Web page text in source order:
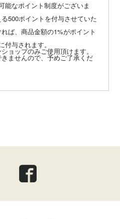
能なポイント制度がございま
500ポイントを付与させていた
ば、商品金額の1%がポイント
与されます。
ョップのみご使用頂けます。
ませんので、予めご了承くだ